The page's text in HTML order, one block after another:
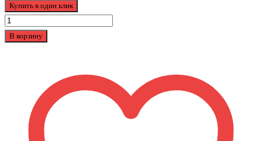
Купить в один клик
Количество
товара
Пингвинятами
ТБ2К-95
В корзину